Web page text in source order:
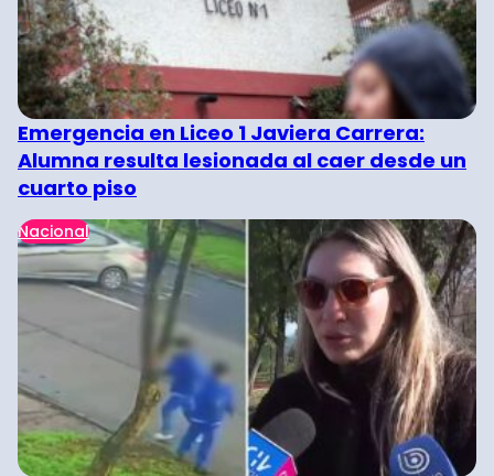
Emergencia en Liceo 1 Javiera Carrera:
Alumna resulta lesionada al caer desde un
cuarto piso
Nacional